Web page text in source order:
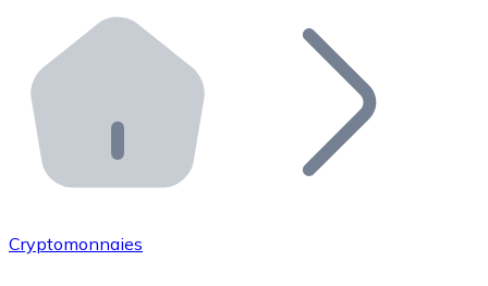
Distributeurs automatiques Bitnovo
Intégrez un ATM Bitnovo dans votre entreprise et
API Bitnovo
Intégrez notre API dans votre écosystème.
Rejoignez notre réseau de distributeurs et
Cryptomonnaies